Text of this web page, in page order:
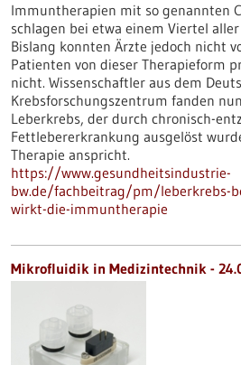
Immuntherapien mit so genannten
schlagen bei etwa einem Viertel
Bislang konnten Ärzte jedoch nicht
Patienten von dieser Therapieform
nicht. Wissenschaftler aus dem
Krebsforschungszentrum fanden
Leberkrebs, der durch chronisch-
Fettlebererkrankung ausgelöst
Therapie anspricht.
https://www.gesundheitsindustrie-
bw.de/fachbeitrag/pm/leberkrebs-
wirkt-die-immuntherapie
Mikrofluidik in Medizintechnik -